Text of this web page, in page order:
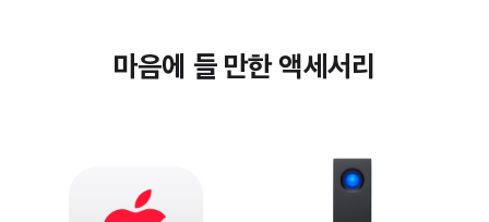
마음에 들 만한 액세서리